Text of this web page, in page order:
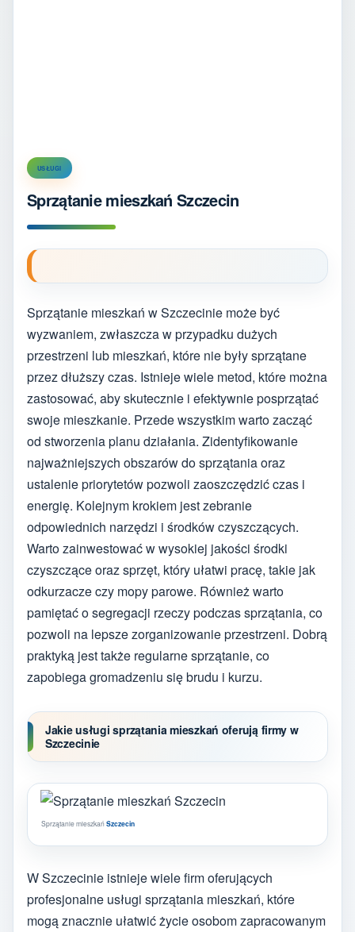
USŁUGI
Sprzątanie mieszkań Szczecin
Sprzątanie mieszkań w Szczecinie może być
wyzwaniem, zwłaszcza w przypadku dużych
przestrzeni lub mieszkań, które nie były sprzątane
przez dłuższy czas. Istnieje wiele metod, które można
zastosować, aby skutecznie i efektywnie posprzątać
swoje mieszkanie. Przede wszystkim warto zacząć
od stworzenia planu działania. Zidentyfikowanie
najważniejszych obszarów do sprzątania oraz
ustalenie priorytetów pozwoli zaoszczędzić czas i
energię. Kolejnym krokiem jest zebranie
odpowiednich narzędzi i środków czyszczących.
Warto zainwestować w wysokiej jakości środki
czyszczące oraz sprzęt, który ułatwi pracę, takie jak
odkurzacze czy mopy parowe. Również warto
pamiętać o segregacji rzeczy podczas sprzątania, co
pozwoli na lepsze zorganizowanie przestrzeni. Dobrą
praktyką jest także regularne sprzątanie, co
zapobiega gromadzeniu się brudu i kurzu.
Jakie usługi sprzątania mieszkań oferują firmy w
Szczecinie
Sprzątanie mieszkańSzczecin
W Szczecinie istnieje wiele firm oferujących
profesjonalne usługi sprzątania mieszkań, które
mogą znacznie ułatwić życie osobom zapracowanym